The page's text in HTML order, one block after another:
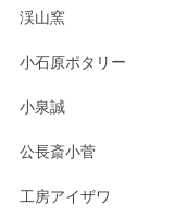
淡いグリーンのカラ
渓山窯
小石原ポタリー
小泉誠
公長斎小菅
工房アイザワ